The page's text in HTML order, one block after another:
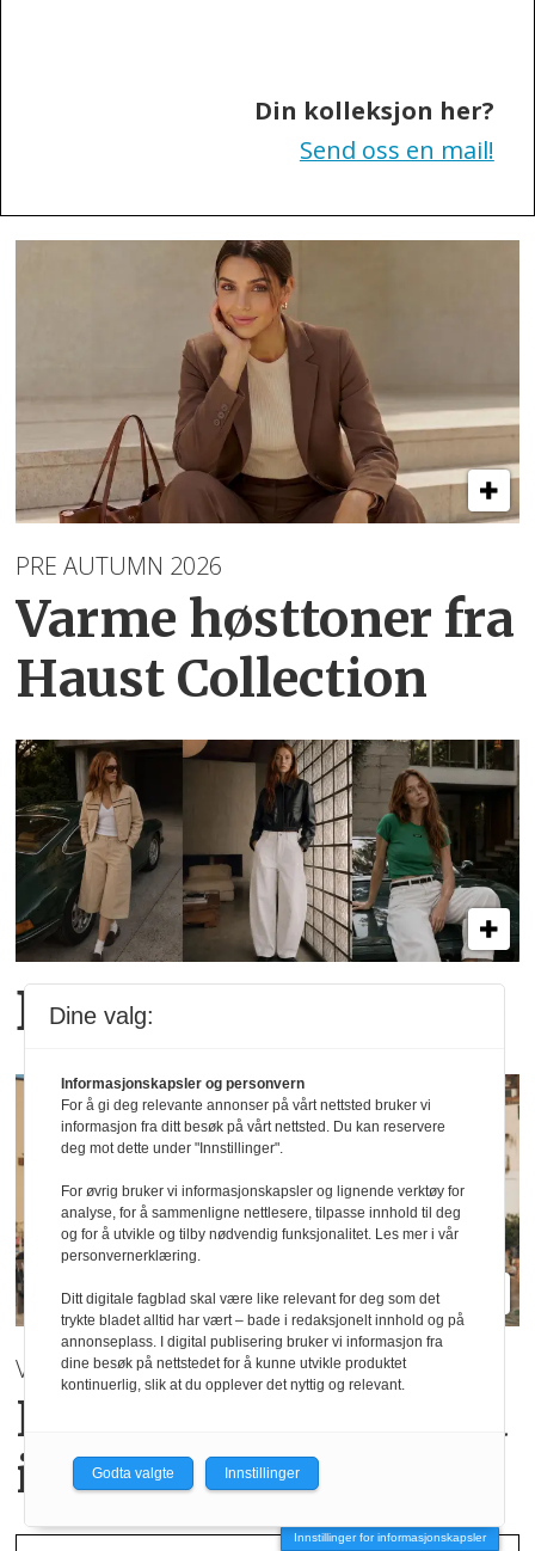
Din kolleksjon her?
Send oss en mail!
PRE AUTUMN 2026
Varme høsttoner fra
Haust Collection
Blanche relanseres
VÅR / SOMMER 2027 | Mey
Hverdagsluksus med
italiensk inspirasjon
Innstillinger for informasjonskapsler
Dine valg:
Informasjonskapsler og personvern
For å gi deg relevante annonser på vårt nettsted bruker vi
informasjon fra ditt besøk på vårt nettsted. Du kan reservere
deg mot dette under "Innstillinger".
For øvrig bruker vi informasjonskapsler og lignende verktøy for
analyse, for å sammenligne nettlesere, tilpasse innhold til deg
og for å utvikle og tilby nødvendig funksjonalitet. Les mer i vår
personvernerklæring.
Ditt digitale fagblad skal være like relevant for deg som det
trykte bladet alltid har vært – bade i redaksjonelt innhold og på
annonseplass. I digital publisering bruker vi informasjon fra
dine besøk på nettstedet for å kunne utvikle produktet
kontinuerlig, slik at du opplever det nyttig og relevant.
Godta valgte Innstillinger